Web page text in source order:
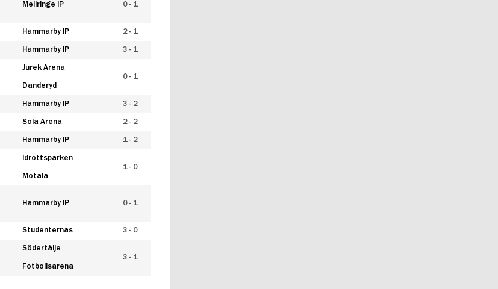
Mellringe IP 0 - 1
Hammarby IP 2 - 1
Hammarby IP 3 - 1
Jurek Arena
Danderyd
0 - 1
Hammarby IP 3 - 2
Sola Arena 2 - 2
Hammarby IP 1 - 2
Idrottsparken
Motala
1 - 0
Hammarby IP 0 - 1
Studenternas 3 - 0
Södertälje
Fotbollsarena
3 - 1